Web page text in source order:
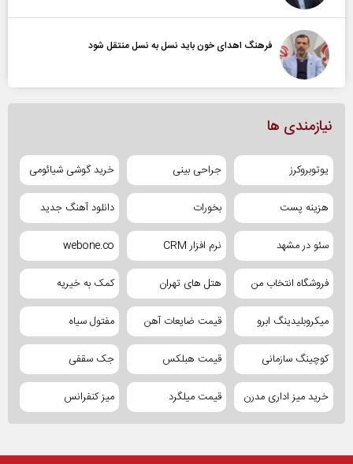
فرهنگ اهدای خون باید نسل به نسل منتقل شود
نیازمندی ها
یوتوبروکرز جراحی بینی خرید گوشی شیائومی
هزینه پست بخورات دانلود آهنگ جدید
سئو در مشهد نرم افزار CRM webone.co
فروشگاه انتخاب من هتل های تهران کمک به خیریه
میکروبلیدینگ ابرو قیمت ضایعات آهن مفتول سیاه
کوچینگ سازمانی قیمت هبلکس جک سقفی
خرید میز اداری مدرن قیمت میلگرد میز کنفرانس